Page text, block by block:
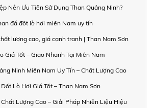
Nên Ưu Tiên Sử Dụng Than Quảng Ninh?
đá đốt lò hơi miền Nam uy tín
lượng cao, giá cạnh tranh | Than Nam Sơn
Giá Tốt – Giao Nhanh Tại Miền Nam
Ninh Miền Nam Uy Tín – Chất Lượng Cao
Lò Hơi Giá Tốt – Than Nam Sơn
Lượng Cao – Giải Pháp Nhiên Liệu Hiệu